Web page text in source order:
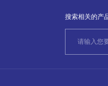
搜索相关的产